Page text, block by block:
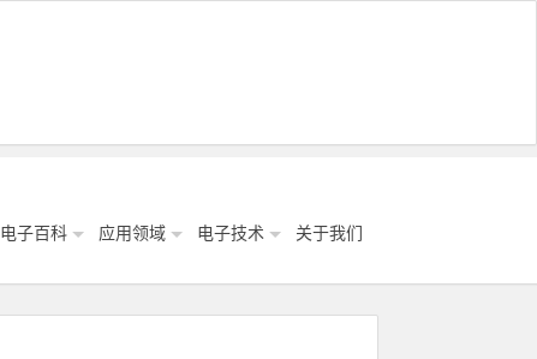
电子百科 应用领域 电子技术 关于我们